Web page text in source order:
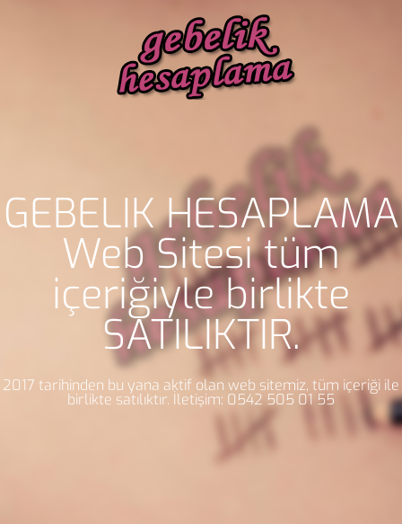
GEBELİK HESAPLAMA
Web Sitesi tüm
içeriğiyle birlikte
SATILIKTIR.
2017 tarihinden bu yana aktif olan web sitemiz, tüm içeriği ile
birlikte satılıktır. İletişim: 0542 505 01 55